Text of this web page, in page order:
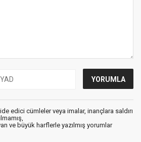
edici cümleler veya imalar, inançlara saldırı
ve büyük harflerle yazılmış yorumlar